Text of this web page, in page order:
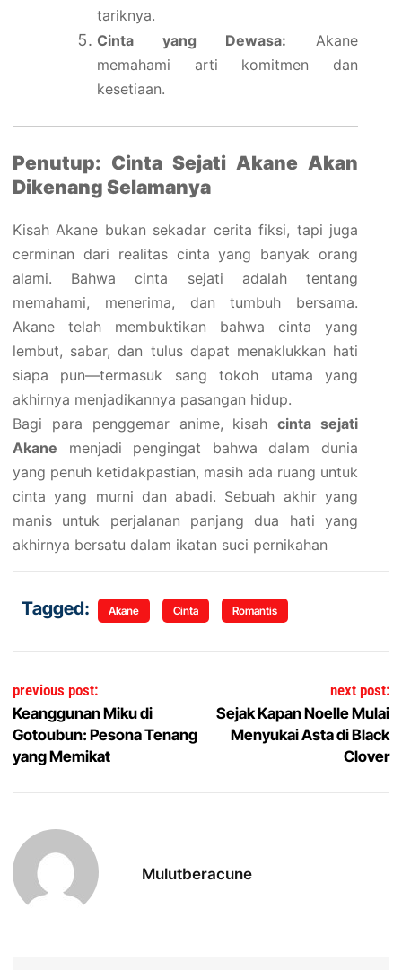
tariknya.
Cinta yang Dewasa: Akane
memahami arti komitmen dan
kesetiaan.
Penutup: Cinta Sejati Akane Akan
Dikenang Selamanya
Kisah Akane bukan sekadar cerita fiksi, tapi juga
cerminan dari realitas cinta yang banyak orang
alami. Bahwa cinta sejati adalah tentang
memahami, menerima, dan tumbuh bersama.
Akane telah membuktikan bahwa cinta yang
lembut, sabar, dan tulus dapat menaklukkan hati
siapa pun—termasuk sang tokoh utama yang
akhirnya menjadikannya pasangan hidup.
Bagi para penggemar anime, kisahcinta sejati
Akane menjadi pengingat bahwa dalam dunia
yang penuh ketidakpastian, masih ada ruang untuk
cinta yang murni dan abadi. Sebuah akhir yang
manis untuk perjalanan panjang dua hati yang
akhirnya bersatu dalam ikatan suci pernikahan
Tagged: Akane Cinta Romantis
Navigasi pos
previous post:
Keanggunan Miku di
Gotoubun: Pesona Tenang
yang Memikat
next post:
Sejak Kapan Noelle Mulai
Menyukai Asta di Black
Clover
Mulutberacune